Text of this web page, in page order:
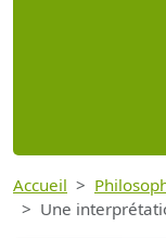
Accueil
Une